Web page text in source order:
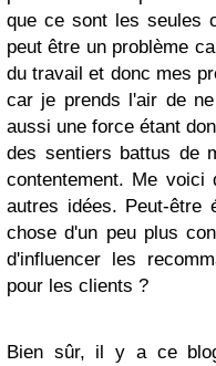
que ce sont les seules
peut être un problème
du travail et donc mes
car je prends l'air de
aussi une force étant
des sentiers battus de
contentement. Me
autres idées. Peut-être
chose d'un peu plus
d'influencer les
pour les clients ?
Bien sûr, il y a ce